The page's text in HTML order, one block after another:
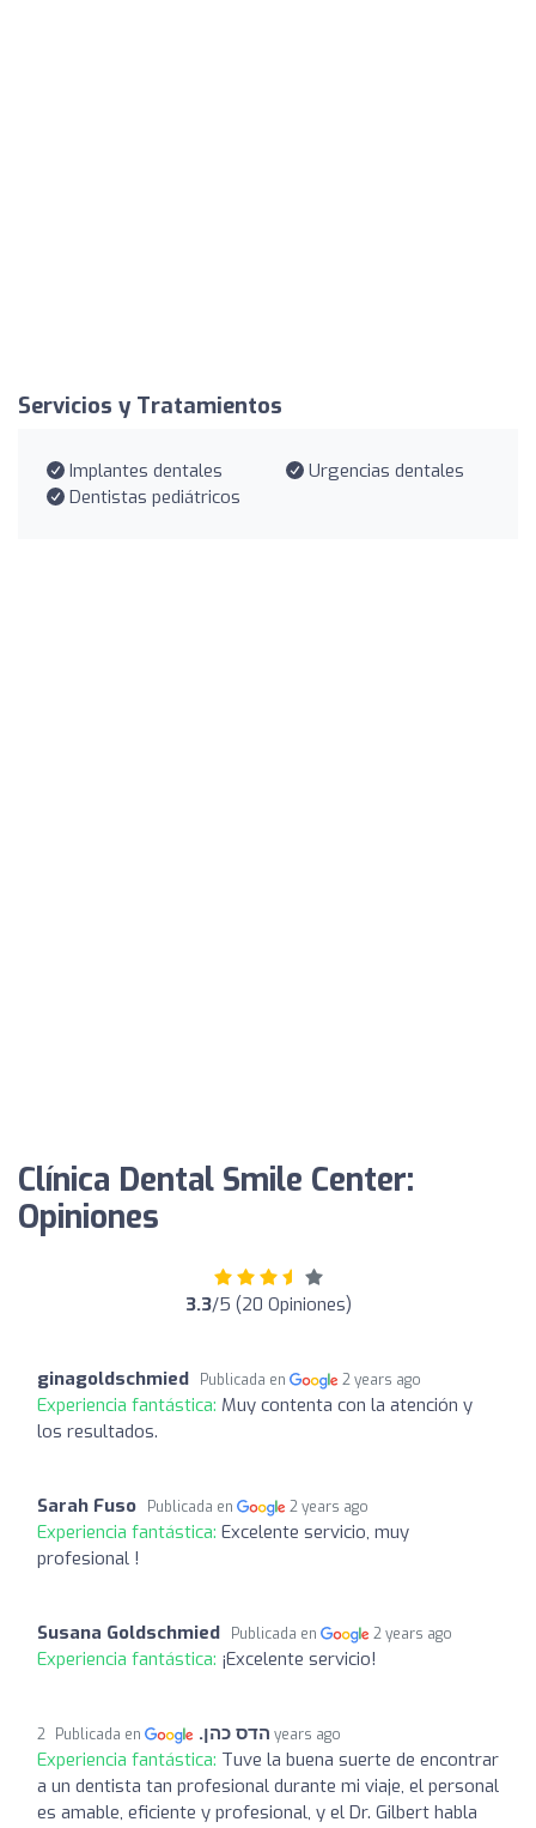
Servicios y Tratamientos
Implantes dentales
Urgencias dentales
Dentistas pediátricos
Clínica Dental Smile Center:
Opiniones
3.3/5 (20 Opiniones)
ginagoldschmied Publicada en 2 years ago
Experiencia fantástica: Muy contenta con la atención y
los resultados.
Sarah Fuso Publicada en 2 years ago
Experiencia fantástica: Excelente servicio, muy
profesional !
Susana Goldschmied Publicada en 2 years ago
Experiencia fantástica: ¡Excelente servicio!
הדס כהן. Publicada en 2 years ago
Experiencia fantástica: Tuve la buena suerte de encontrar
a un dentista tan profesional durante mi viaje, el personal
es amable, eficiente y profesional, y el Dr. Gilbert habla